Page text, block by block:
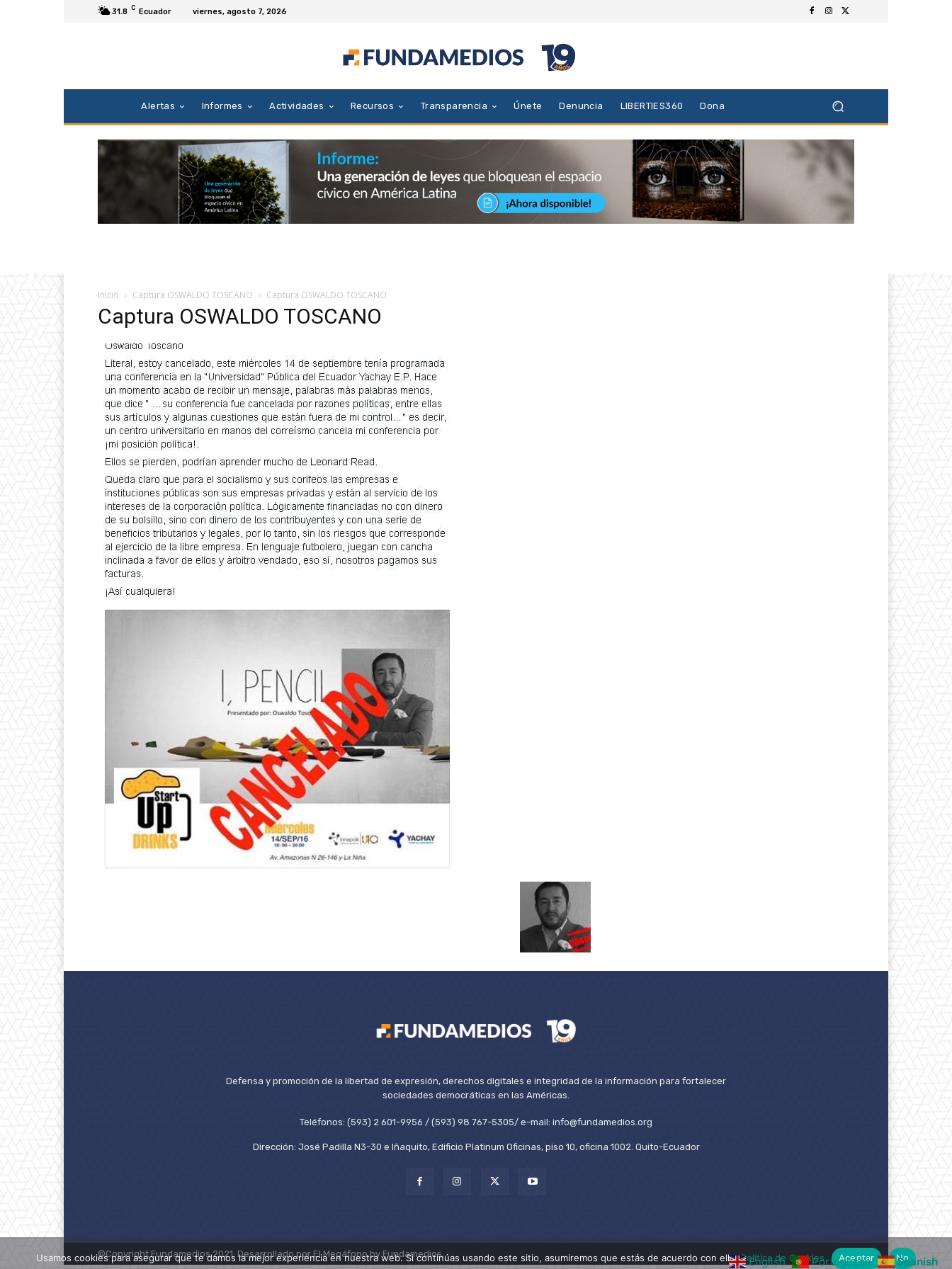
31.8 C Ecuador viernes, agosto 7, 2026
Alertas Informes Actividades Recursos Transparencia Únete Denuncia LIBERTIES360 Dona
Inicio Captura OSWALDO TOSCANO Captura OSWALDO TOSCANO
Captura OSWALDO TOSCANO
Defensa y promoción de la libertad de expresión, derechos digitales e integridad de la información para fortalecer
sociedades democráticas en las Américas.
Teléfonos: (593) 2 601-9956 / (593) 98 767-5305/ e-mail: info@fundamedios.org
Dirección: José Padilla N3-30 e Iñaquito, Edificio Platinum Oficinas, piso 10, oficina 1002. Quito-Ecuador
©Copyright Fundamedios 2021. Desarrollado por El Megáfono by Fundamedios.
English Portuguese Spanish
Usamos cookies para asegurar que te damos la mejor experiencia en nuestra web. Si continúas usando este sitio, asumiremos que estás de acuerdo con ello.Política de Cookies Aceptar No